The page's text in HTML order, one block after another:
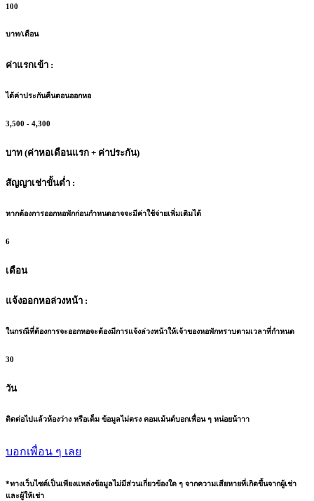
100
บาท/เดือน
ค่าแรกเข้า :
ได้ค่าประกันคืนตอนออกหอ
3,500 - 4,300
บาท (ค่าหอเดือนแรก + ค่าประกัน)
สัญญาเช่าขั้นต่ำ :
หากต้องการออกหอพักก่อนกำหนดอาจจะมีค่าใช้จ่ายเพิ่มเติมได้
6
เดือน
แจ้งออกหอล่วงหน้า :
ในกรณีที่ต้องการจะออกหอจะต้องมีการแจ้งล่วงหน้าให้เจ้าของหอพักทราบตามเวลาที่กำหนด
30
วัน
ติดต่อไปแล้วห้องว่าง หรือเต็ม ข้อมูลไม่ตรง คอมเม้นต์บอกเพื่อน ๆ หน่อยน้าาา
บอกเพื่อน ๆ เลย
*ทางเว็บไซต์เป็นเพียงแหล่งข้อมูลไม่มีส่วนเกี่ยวข้องใด ๆ จากความเสียหายที่เกิดขึ้นจากผู้เช่า
และผู้ให้เช่า